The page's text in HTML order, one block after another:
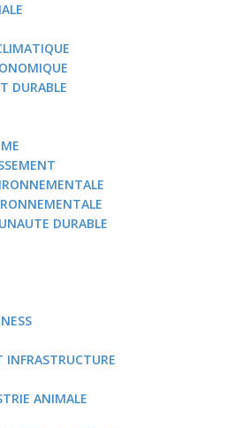
DURABLE
DURABLE
ANIMALE